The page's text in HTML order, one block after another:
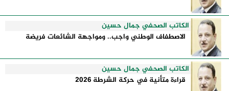
الكاتب الصحفي جمال حسين
الاصطفاف الوطني واجب.. ومواجهة الشائعات فريضة
الكاتب الصحفي جمال حسين
قراءة متأنية في حركة الشرطة 2026